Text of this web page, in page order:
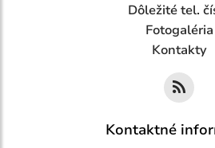
Dôležité tel.
Fotogaléria
Kontakty
Kontaktné